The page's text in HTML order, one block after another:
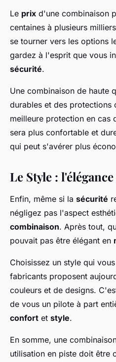
Le prix d'une combinaison
centaines à plusieurs
se tourner vers les options
gardez à l'esprit que vous
sécurité.
Une combinaison de haute
durables et des protections
meilleure protection en cas
sera plus confortable et
qui peut s'avérer plus
Le Style :
Enfin, même si la sécurité
négligez pas l'aspect
combinaison. Après tout,
pouvait pas être élégant en
Choisissez un style qui
fabricants proposent
couleurs et de designs.
de vous un pilote à part
confort et style.
En somme, une
utilisation en piste doit être